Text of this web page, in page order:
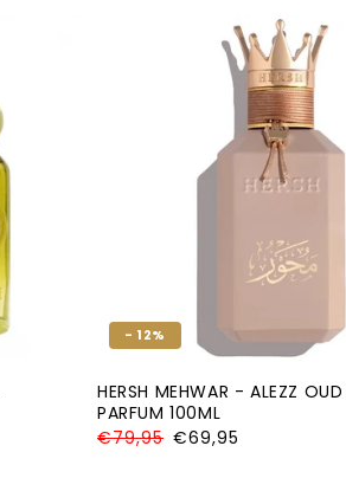
- 12%
HERSH MEHWAR - ALEZZ
PARFUM 100ML
Normale
€79,95 Aanbiedingsprijs
€69,95